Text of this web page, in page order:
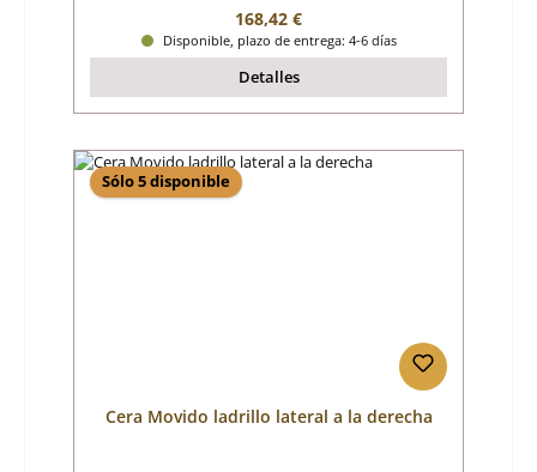
Precio normal:
168,42 €
Disponible, plazo de entrega: 4-6 días
Detalles
Sólo 5 disponible
Cera Movido ladrillo lateral a la derecha